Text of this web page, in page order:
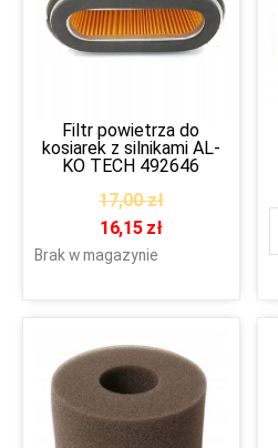
Filtr powietrza do
kosiarek z silnikami AL-
KO TECH 492646
17,00zł
16,15 zł
Brak w magazynie